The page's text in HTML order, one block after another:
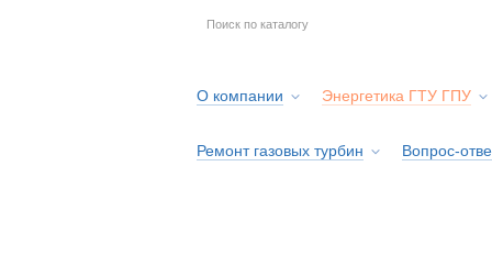
О компании Энергетика ГТУ ГПУ
Ремонт газовых турбин Вопрос-